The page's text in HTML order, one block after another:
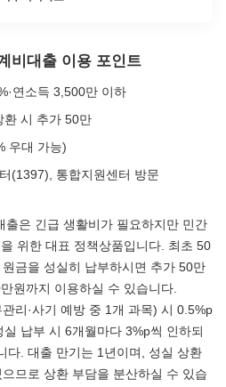
비대출 이용 포인트
연소득 3,500만 이하
환 시 추가 50만
우대 가능)
(1397), 통합지원센터 방문
출은 긴급 생활비가 필요하지만 민간
위한 대표 정책상품입니다. 최초 50
금을 성실히 납부하시면 추가 50만
원까지 이용하실 수 있습니다.
리·사기 예방 중 1개 과목) 시 0.5%p
납부 시 6개월마다 3%p씩 인하되
다. 대출 만기는 1년이며, 성실 상환
므로 상환 부담을 분산하실 수 있습